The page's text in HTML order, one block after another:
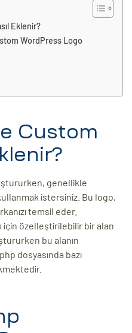
Eklenir?
WordPress Logo
Custom
genellikle
istersiniz. Bu logo,
temsil eder.
özelleştirilebilir bir alan
bu alanın
dosyasında bazı